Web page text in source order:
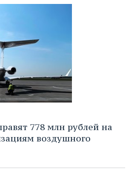
778 млн рублей на
воздушного